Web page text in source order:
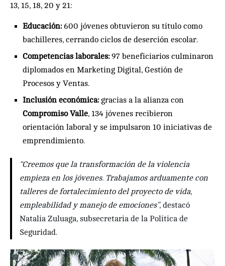
13, 15, 18, 20 y 21:
Educación:600 jóvenes obtuvieron su título como
bachilleres, cerrando ciclos de deserción escolar.
Competencias laborales:97 beneficiarios culminaron
diplomados en Marketing Digital, Gestión de
Procesos y Ventas.
Inclusión económica:gracias a la alianza con
Compromiso Valle, 134 jóvenes recibieron
orientación laboral y se impulsaron 10 iniciativas de
emprendimiento.
“Creemos que la transformación de la violencia
empieza en los jóvenes. Trabajamos arduamente con
talleres de fortalecimiento del proyecto de vida,
empleabilidad y manejo de emociones”, destacó
Natalia Zuluaga, subsecretaria de la Política de
Seguridad.